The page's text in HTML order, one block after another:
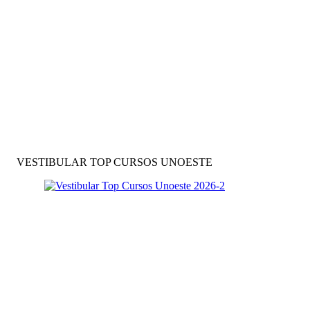
VESTIBULAR TOP CURSOS UNOESTE